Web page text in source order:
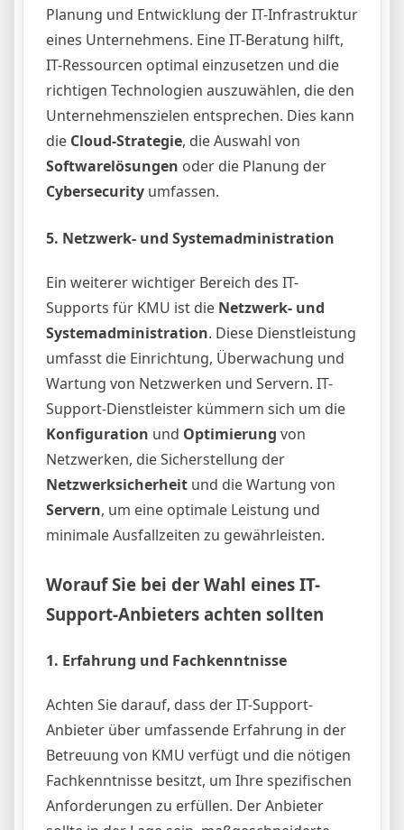
Planung und Entwicklung der IT-Infrastruktur
eines Unternehmens. Eine IT-Beratung hilft,
IT-Ressourcen optimal einzusetzen und die
richtigen Technologien auszuwählen, die den
Unternehmenszielen entsprechen. Dies kann
die Cloud-Strategie, die Auswahl von
Softwarelösungen oder die Planung der
Cybersecurity umfassen.
5. Netzwerk- und Systemadministration
Ein weiterer wichtiger Bereich des IT-
Supports für KMU ist die Netzwerk- und
Systemadministration. Diese Dienstleistung
umfasst die Einrichtung, Überwachung und
Wartung von Netzwerken und Servern. IT-
Support-Dienstleister kümmern sich um die
Konfiguration und Optimierung von
Netzwerken, die Sicherstellung der
Netzwerksicherheit und die Wartung von
Servern, um eine optimale Leistung und
minimale Ausfallzeiten zu gewährleisten.
Worauf Sie bei der Wahl eines IT-
Support-Anbieters achten sollten
1. Erfahrung und Fachkenntnisse
Achten Sie darauf, dass der IT-Support-
Anbieter über umfassende Erfahrung in der
Betreuung von KMU verfügt und die nötigen
Fachkenntnisse besitzt, um Ihre spezifischen
Anforderungen zu erfüllen. Der Anbieter